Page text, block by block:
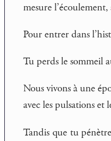
mesure
Pour entrer dans
Tu perds le sommeil
Nous vivons à une
avec les pulsations et
Tandis que tu